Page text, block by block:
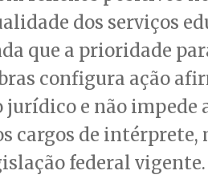
dos serviços
que a prioridade
configura ação
e não impede
cargos de intérprete,
federal vigente.